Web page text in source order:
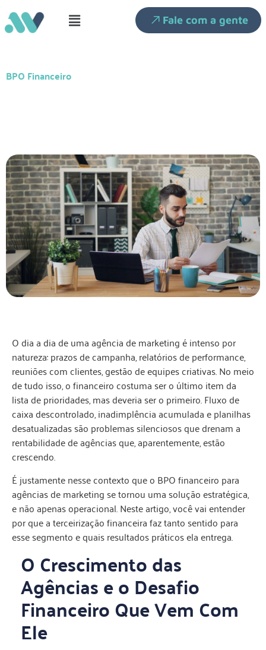
Fale com a gente
BPO Financeiro
O dia a dia de uma agência de marketing é intenso por
natureza: prazos de campanha, relatórios de performance,
reuniões com clientes, gestão de equipes criativas. No meio
de tudo isso, o financeiro costuma ser o último item da
lista de prioridades, mas deveria ser o primeiro. Fluxo de
caixa descontrolado, inadimplência acumulada e planilhas
desatualizadas são problemas silenciosos que drenam a
rentabilidade de agências que, aparentemente, estão
crescendo.
É justamente nesse contexto que o BPO financeiro para
agências de marketing se tornou uma solução estratégica,
e não apenas operacional. Neste artigo, você vai entender
por que a terceirização financeira faz tanto sentido para
esse segmento e quais resultados práticos ela entrega.
O Crescimento das
Agências e o Desafio
Financeiro Que Vem Com
Ele